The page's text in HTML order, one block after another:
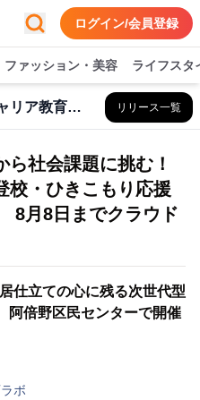
ログイン/会員登録
ファッション・美容 ライフスタ
一般社団法人ライフキャリア教育ラボ リリース一覧
社会課題に挑む！
校・ひきこもり応援
月8日までクラウド
仕立ての心に残る次世代型
倍野区民センターで開催
ボ